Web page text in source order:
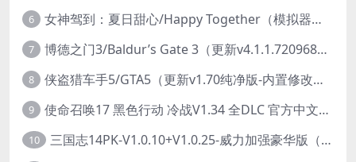
6 女神驾到：夏日甜心/Happy Together（模拟器版-升级豪华终极珍藏版+全DLC）
7 博德之门3/Baldur’s Gate 3（更新v4.1.1.7209685）
8 侠盗猎车手5/GTA5（更新v1.70纯净版-内置修改器+通关存档）
9 使命召唤17 黑色行动 冷战V1.34 全DLC 官方中文版COD17
10
三国志14PK-V1.0.10+V1.0.25-威力加强豪华版（武将面容套装-全DLC+季票+特典+中文语音+编辑修改器）